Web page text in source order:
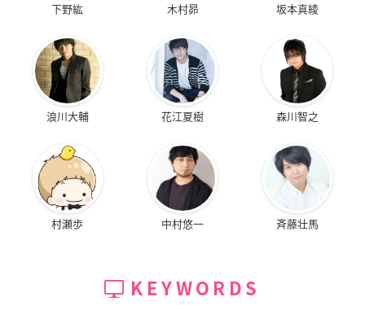
下野紘 木村昴 坂本真綾
浪川大輔 花江夏樹 森川智之
村瀬歩 中村悠一 斉藤壮馬
KEYWORDS